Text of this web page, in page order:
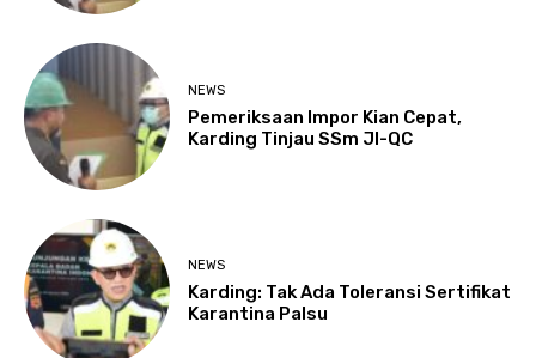
NEWS
Pemeriksaan Impor Kian Cepat,
Karding Tinjau SSm JI-QC
NEWS
Karding: Tak Ada Toleransi Sertifikat
Karantina Palsu